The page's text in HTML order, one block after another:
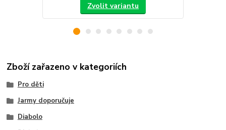
Zvolit variantu
Zboží zařazeno v kategoriích
Pro děti
Jarmy doporučuje
Diabolo